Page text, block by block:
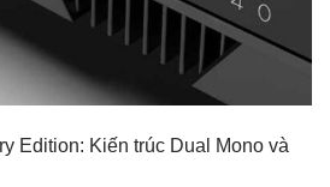
Edition: Kiến trúc Dual Mono và